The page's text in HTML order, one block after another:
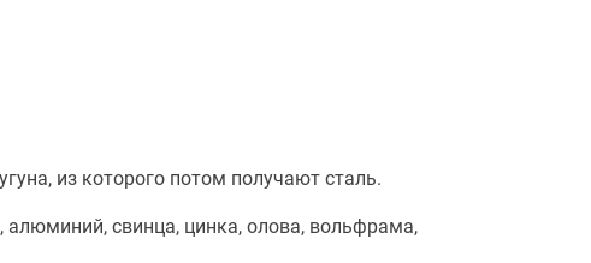
из которого потом получают сталь.
алюминий, свинца, цинка, олова, вольфрама,